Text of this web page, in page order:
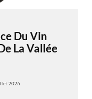
Du Vin
La Vallée
2026